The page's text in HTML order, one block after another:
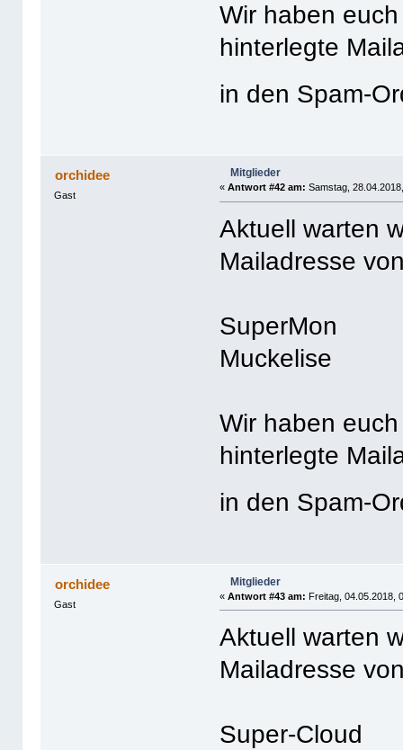
Wir haben
hinterlegte
in den Spam-
orchidee
Gast
Mitglieder
«Antwort #42 am: Samstag,
Aktuell warten
Mailadresse
SuperMon
Muckelise
Wir haben
hinterlegte
in den Spam-
orchidee
Gast
Mitglieder
«Antwort #43 am: Freitag, 04.05.2018,
Aktuell warten
Mailadresse
Super-Cloud